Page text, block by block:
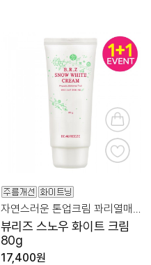
뷰리즈 스노우 화이트 크림
80g
17,400원